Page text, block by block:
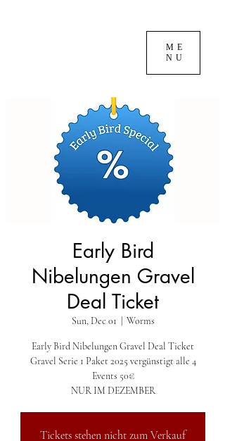
ME
NU
Early Bird
Nibelungen Gravel
Deal Ticket
Sun, Dec 01 Worms
Early Bird Nibelungen Gravel Deal Ticket
Gravel Serie 1 Paket 2025 vergünstigt alle 4
Events 50€
NUR IM DEZEMBER
Tickets stehen nicht zum Verkauf